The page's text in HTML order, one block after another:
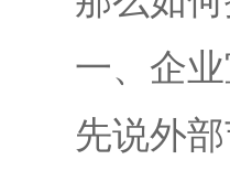
一、企业
先说外部节